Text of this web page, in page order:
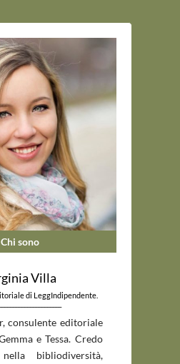
Chi sono
Villa
di LeggIndipendente.
consulente editoriale
e Tessa. Credo
bibliodiversità,